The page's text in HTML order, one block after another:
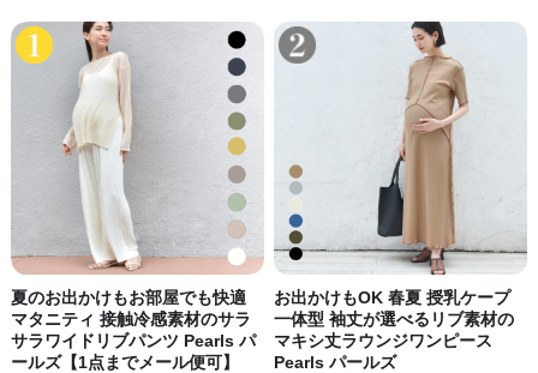
夏のお出かけもお部屋でも快適
マタニティ 接触冷感素材のサラ
サラワイドリブパンツ Pearls パ
ールズ【1点までメール便可】
お出かけもOK 春夏 授乳ケープ
一体型 袖丈が選べるリブ素材の
マキシ丈ラウンジワンピース
Pearls パールズ